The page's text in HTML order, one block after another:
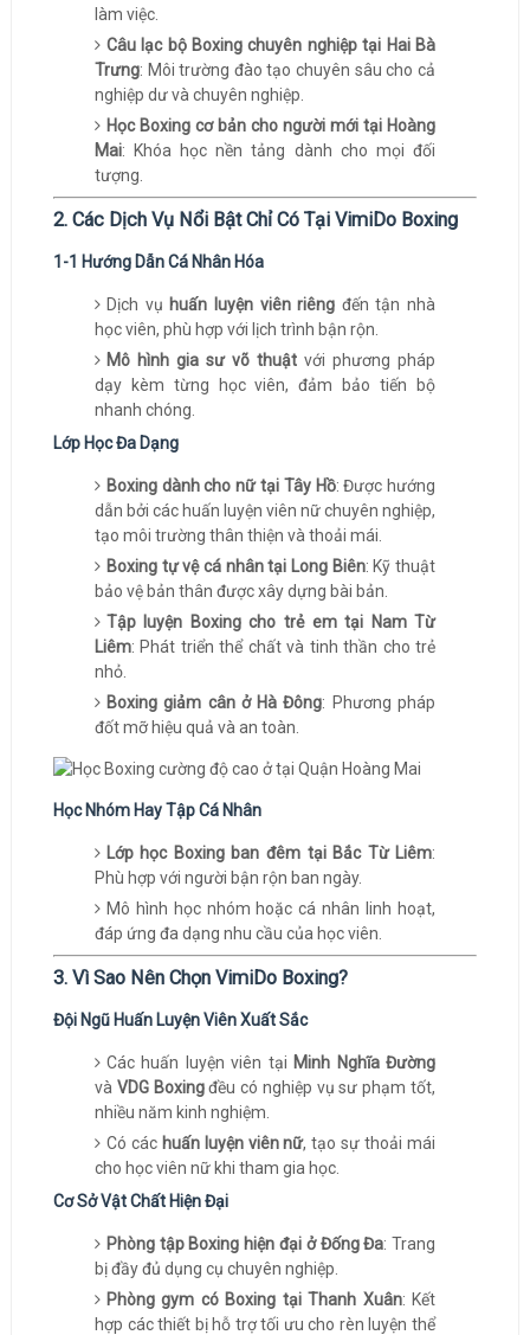
làm việc.
Câu lạc bộ Boxing chuyên nghiệp tại Hai Bà
Trưng: Môi trường đào tạo chuyên sâu cho cả
nghiệp dư và chuyên nghiệp.
Học Boxing cơ bản cho người mới tại Hoàng
Mai: Khóa học nền tảng dành cho mọi đối
tượng.
2. Các Dịch Vụ Nổi Bật Chỉ Có Tại VimiDo Boxing
1-1 Hướng Dẫn Cá Nhân Hóa
Dịch vụ huấn luyện viên riêng đến tận nhà
học viên, phù hợp với lịch trình bận rộn.
Mô hình gia sư võ thuật với phương pháp
dạy kèm từng học viên, đảm bảo tiến bộ
nhanh chóng.
Lớp Học Đa Dạng
Boxing dành cho nữ tại Tây Hồ: Được hướng
dẫn bởi các huấn luyện viên nữ chuyên nghiệp,
tạo môi trường thân thiện và thoải mái.
Boxing tự vệ cá nhân tại Long Biên: Kỹ thuật
bảo vệ bản thân được xây dựng bài bản.
Tập luyện Boxing cho trẻ em tại Nam Từ
Liêm: Phát triển thể chất và tinh thần cho trẻ
nhỏ.
Boxing giảm cân ở Hà Đông: Phương pháp
đốt mỡ hiệu quả và an toàn.
Học Nhóm Hay Tập Cá Nhân
Lớp học Boxing ban đêm tại Bắc Từ Liêm:
Phù hợp với người bận rộn ban ngày.
Mô hình học nhóm hoặc cá nhân linh hoạt,
đáp ứng đa dạng nhu cầu của học viên.
3. Vì Sao Nên Chọn VimiDo Boxing?
Đội Ngũ Huấn Luyện Viên Xuất Sắc
Các huấn luyện viên tại Minh Nghĩa Đường
và VDG Boxingđều có nghiệp vụ sư phạm tốt,
nhiều năm kinh nghiệm.
Có các huấn luyện viên nữ, tạo sự thoải mái
cho học viên nữ khi tham gia học.
Cơ Sở Vật Chất Hiện Đại
Phòng tập Boxing hiện đại ở Đống Đa: Trang
bị đầy đủ dụng cụ chuyên nghiệp.
Phòng gym có Boxing tại Thanh Xuân: Kết
hợp các thiết bị hỗ trợ tối ưu cho rèn luyện thể